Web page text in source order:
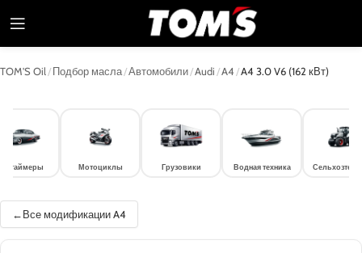
TOM'S Oil /Подбор масла/Автомобили/Audi /A4 /A4 3.0 V6 (162 кВт)
Мотоциклы Грузовики Водная техника
Все модификации A4